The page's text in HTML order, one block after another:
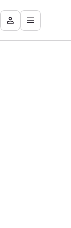
Besøg
Mit
Åbn